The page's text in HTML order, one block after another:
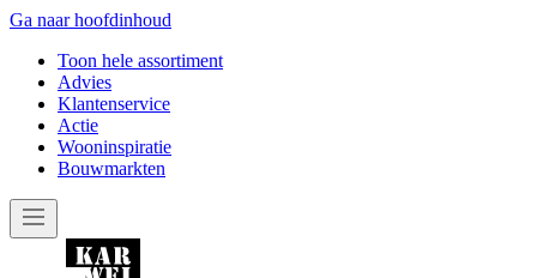
Ga naar hoofdinhoud
Toon hele assortiment
Advies
Klantenservice
Actie
Wooninspiratie
Bouwmarkten